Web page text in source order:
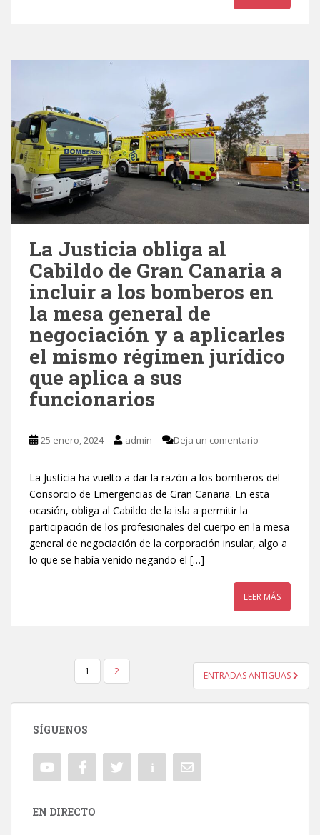
La Justicia obliga al
Cabildo de Gran Canaria a
incluir a los bomberos en
la mesa general de
negociación y a aplicarles
el mismo régimen jurídico
que aplica a sus
funcionarios
25 enero, 2024 admin Deja un comentario
La Justicia ha vuelto a dar la razón a los bomberos del
Consorcio de Emergencias de Gran Canaria. En esta
ocasión, obliga al Cabildo de la isla a permitir la
participación de los profesionales del cuerpo en la mesa
general de negociación de la corporación insular, algo a
lo que se había venido negando el […]
LEER MÁS
NAVEGACIÓN DE ENTRADAS
1 2 ENTRADAS ANTIGUAS
SÍGUENOS
EN DIRECTO